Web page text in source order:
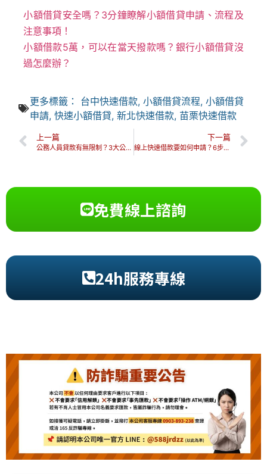
小額借貸安全嗎？3分鐘瞭解小額借貸申請、流程及
注意事項！
小額借款5萬，可以在當天撥款嗎？銀行小額借貸沒
過怎麼辦？
更多標籤： 台中快速借款,小額借貸流程,小額借貸
申請,快速小額借貸,新北快速借款, 苗栗快速借款
上一篇
公務人員貸款有無限制？3大公務人員貸款優缺點、注意事項Q&A！
下一篇
線上快速借款要如何申請？6步驟搞懂借款流程、資格及注意事項！
免費線上諮詢
24h服務專線